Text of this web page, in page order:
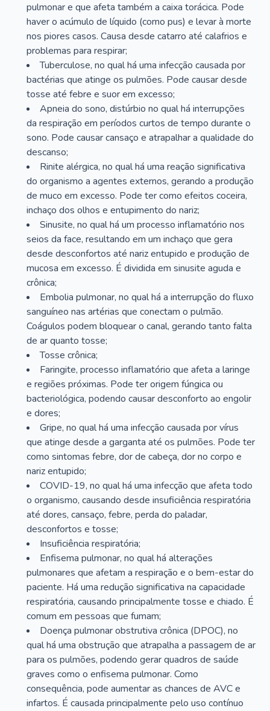
pulmonar e que afeta também a caixa torácica. Pode
haver o acúmulo de líquido (como pus) e levar à morte
nos piores casos. Causa desde catarro até calafrios e
problemas para respirar;
Tuberculose, no qual há uma infecção causada por
bactérias que atinge os pulmões. Pode causar desde
tosse até febre e suor em excesso;
Apneia do sono, distúrbio no qual há interrupções
da respiração em períodos curtos de tempo durante o
sono. Pode causar cansaço e atrapalhar a qualidade do
descanso;
Rinite alérgica, no qual há uma reação significativa
do organismo a agentes externos, gerando a produção
de muco em excesso. Pode ter como efeitos coceira,
inchaço dos olhos e entupimento do nariz;
Sinusite, no qual há um processo inflamatório nos
seios da face, resultando em um inchaço que gera
desde desconfortos até nariz entupido e produção de
mucosa em excesso. É dividida em sinusite aguda e
crônica;
Embolia pulmonar, no qual há a interrupção do fluxo
sanguíneo nas artérias que conectam o pulmão.
Coágulos podem bloquear o canal, gerando tanto falta
de ar quanto tosse;
Tosse crônica;
Faringite, processo inflamatório que afeta a laringe
e regiões próximas. Pode ter origem fúngica ou
bacteriológica, podendo causar desconforto ao engolir
e dores;
Gripe, no qual há uma infecção causada por vírus
que atinge desde a garganta até os pulmões. Pode ter
como sintomas febre, dor de cabeça, dor no corpo e
nariz entupido;
COVID-19, no qual há uma infecção que afeta todo
o organismo, causando desde insuficiência respiratória
até dores, cansaço, febre, perda do paladar,
desconfortos e tosse;
Insuficiência respiratória;
Enfisema pulmonar, no qual há alterações
pulmonares que afetam a respiração e o bem-estar do
paciente. Há uma redução significativa na capacidade
respiratória, causando principalmente tosse e chiado. É
comum em pessoas que fumam;
Doença pulmonar obstrutiva crônica (DPOC), no
qual há uma obstrução que atrapalha a passagem de ar
para os pulmões, podendo gerar quadros de saúde
graves como o enfisema pulmonar. Como
consequência, pode aumentar as chances de AVC e
infartos. É causada principalmente pelo uso contínuo